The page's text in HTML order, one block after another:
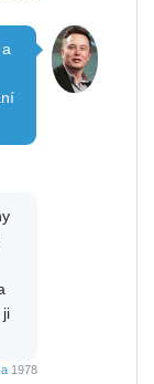
ji
1978